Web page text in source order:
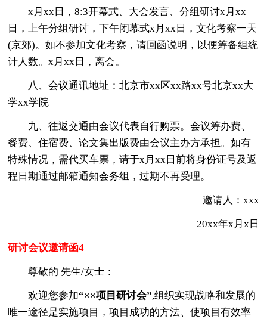
x月xx日，8:3开幕式、大会发言、分组研讨x月xx
日，上午分组研讨，下午闭幕式x月xx日，文化考察一天
(京郊)。如不参加文化考察，请回函说明，以便筹备组统
计人数。x月xx日，离会。
八、会议通讯地址：北京市xx区xx路xx号北京xx大
学xx学院
九、往返交通由会议代表自行购票。会议筹办费、
餐费、住宿费、论文集出版费由会议主办方承担。如有
特殊情况，需代买车票，请于x月xx日前将身份证号及返
程日期通过邮箱通知会务组，过期不再受理。
邀请人：xxx
20xx年x月x日
研讨会议邀请函4
尊敬的 先生/女士：
欢迎您参加“××项目研讨会”,组织实现战略和发展的
唯一途径是实施项目，项目成功的方法、使项目有效率